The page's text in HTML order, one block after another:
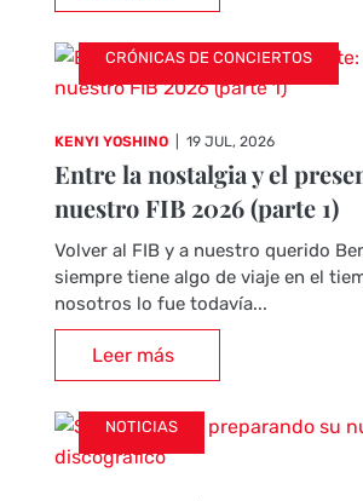
CRÓNICAS DE CONCIERTOS
KENYI YOSHINO 19 JUL, 2026
Entre la nostalgia y el
nuestro FIB 2026 (parte 1)
Volver al FIB y a nuestro querido
siempre tiene algo de viaje en el
nosotros lo fue todavía...
Leer más
NOTICIAS